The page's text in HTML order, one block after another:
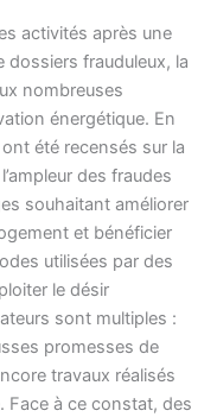
activités après une
dossiers frauduleux, la
nombreuses
énergétique. En
été recensés sur la
des fraudes
souhaitant améliorer
et bénéficier
utilisées par des
le désir
sont multiples :
promesses de
travaux réalisés
Face à ce constat, des